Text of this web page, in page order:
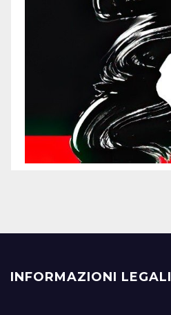
INFORMAZIONI LEGALI